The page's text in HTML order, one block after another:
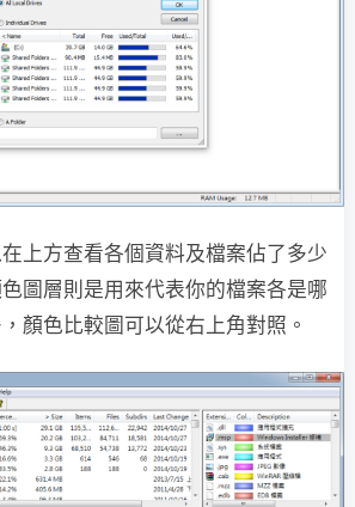
上方查看各個資料及檔案佔了多少
圖層則是用來代表你的檔案各是哪
顏色比較圖可以從右上角對照。